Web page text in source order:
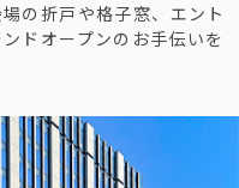
の折戸や格子窓、エント
ドオープンのお手伝いを